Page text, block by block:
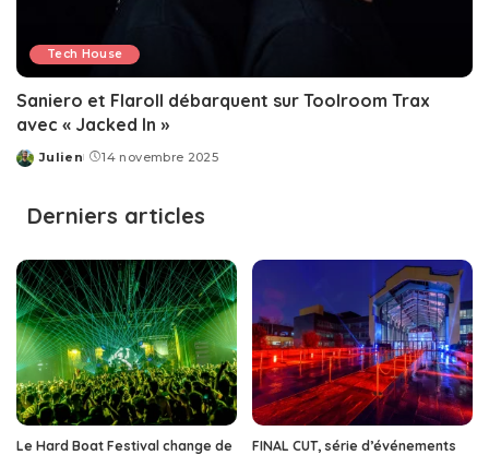
Tech House
Saniero et Flaroll débarquent sur Toolroom Trax
avec « Jacked In »
Posted
Julien 14 novembre 2025
Derniers articles
Le Hard Boat Festival change de
FINAL CUT, série d’événements